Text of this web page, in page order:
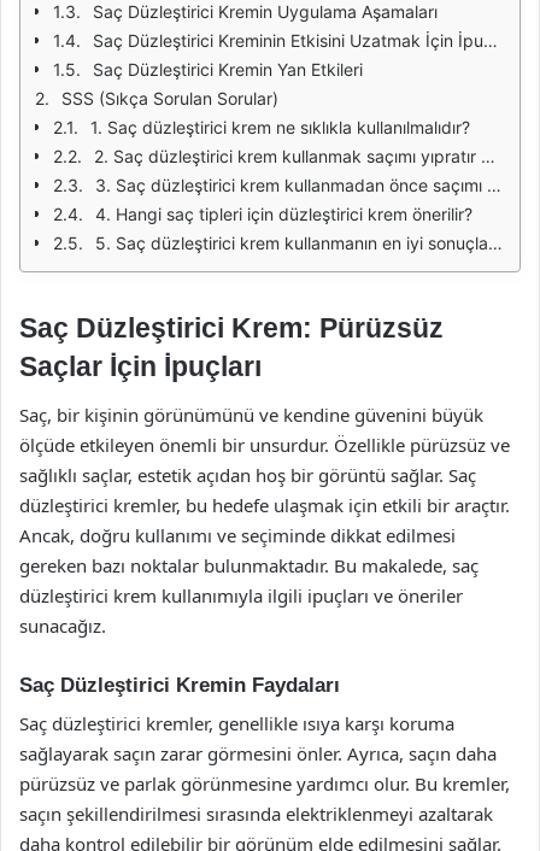
Saç Düzleştirici Kremin Uygulama Aşamaları
Saç Düzleştirici Kreminin Etkisini Uzatmak İçin İpuçları
Saç Düzleştirici Kremin Yan Etkileri
SSS (Sıkça Sorulan Sorular)
1. Saç düzleştirici krem ne sıklıkla kullanılmalıdır?
2. Saç düzleştirici krem kullanmak saçımı yıpratır mı?
3. Saç düzleştirici krem kullanmadan önce saçımı nasıl hazırlamalıyım?
4. Hangi saç tipleri için düzleştirici krem önerilir?
5. Saç düzleştirici krem kullanmanın en iyi sonuçları nelerdir?
Saç Düzleştirici Krem: Pürüzsüz
Saçlar İçin İpuçları
Saç, bir kişinin görünümünü ve kendine güvenini büyük
ölçüde etkileyen önemli bir unsurdur. Özellikle pürüzsüz ve
sağlıklı saçlar, estetik açıdan hoş bir görüntü sağlar. Saç
düzleştirici kremler, bu hedefe ulaşmak için etkili bir araçtır.
Ancak, doğru kullanımı ve seçiminde dikkat edilmesi
gereken bazı noktalar bulunmaktadır. Bu makalede, saç
düzleştirici krem kullanımıyla ilgili ipuçları ve öneriler
sunacağız.
Saç Düzleştirici Kremin Faydaları
Saç düzleştirici kremler, genellikle ısıya karşı koruma
sağlayarak saçın zarar görmesini önler. Ayrıca, saçın daha
pürüzsüz ve parlak görünmesine yardımcı olur. Bu kremler,
saçın şekillendirilmesi sırasında elektriklenmeyi azaltarak
daha kontrol edilebilir bir görünüm elde edilmesini sağlar.